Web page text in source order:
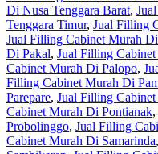
Di Nusa Tenggara Barat,
Tenggara Timur, Jual Filling
Jual Filling Cabinet Murah
Di Pakal, Jual Filling
Cabinet Murah Di Palopo,
Filling Cabinet Murah Di
Parepare, Jual Filling
Cabinet Murah Di Pontianak,
Probolinggo, Jual Filling
Cabinet Murah Di Samarinda,